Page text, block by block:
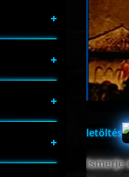
letöltés
Ismerje